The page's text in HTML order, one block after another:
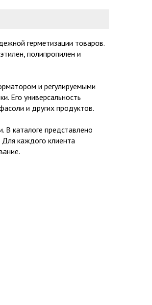
герметизации товаров.
полипропилен и
и регулируемыми
Его универсальность
и других продуктов.
каталоге представлено
Для каждого клиента